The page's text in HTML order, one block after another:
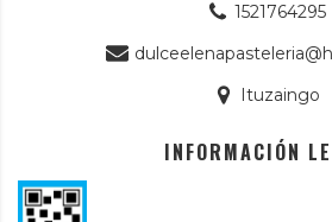
1521764295
Ituzaingo
INFORMACIÓN